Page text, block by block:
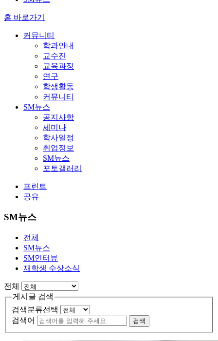
홈 바로가기
커뮤니티
학과안내
교수진
교육과정
연구
학생활동
커뮤니티
SM뉴스
공지사항
세미나
학사일정
취업정보
SM뉴스
포토갤러리
프린트
공유
SM뉴스
전체
SM뉴스
SM인터뷰
재학생 수상소식
전체
게시글 검색
검색분류선택
검색어
검색